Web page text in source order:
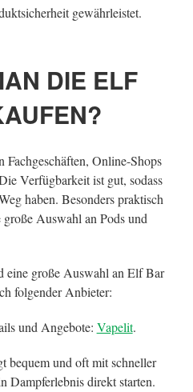
gewährleistet.
DIE ELF
Online-Shops
Verfügbarkeit ist gut, sodass
haben. Besonders praktisch
Auswahl an Pods und
eine große Auswahl an Elf Bar
folgender Anbieter:
und Angebote: Vapelit.
bequem und oft mit schneller
Dampferlebnis direkt starten.